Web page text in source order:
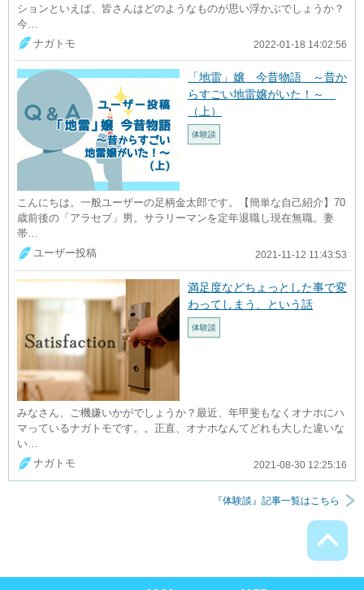
ションといえば、皆さんはどのようなものが思い浮かぶでしょうか？
今…
ナガトモ
2022-01-18 14:02:56
「地雷」嬢 今昔物語 ～昔か
らすごい地雷嬢がいた！～
（上）
体験談
こんにちは。一般ユーザーの足柄金太郎です。【簡単な自己紹介】70
歳前後の「アラセブ」男。サラリーマンを定年退職し現在無職。妻
帯…
ユーザー投稿
2021-11-12 11:43:53
満足度などちょっとした事で変
わってしまう、という話
体験談
みなさん、ご機嫌いかがでしょうか？最近、年甲斐もなくオナホにハ
マっているナガトモです。。正直、オナホなんてどれも大した違いな
い…
ナガトモ
2021-08-30 12:25:16
『体験談』記事一覧はこちら